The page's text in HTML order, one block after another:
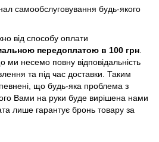
самообслуговування будь-якого
від способу оплати
передоплатою в 100 грн
несемо повну відповідальність
та під час доставки. Таким
що будь-яка проблема з
Вами на руки буде вирішена нами
лише гарантує бронь товару за